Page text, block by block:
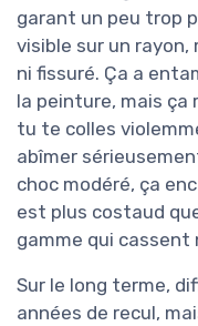
garant un peu trop
visible sur un rayon,
ni fissuré. Ça a
la peinture, mais ça
tu te colles
abîmer
choc modéré, ça
est plus costaud
gamme qui cassent
Sur le long terme,
années de recul,